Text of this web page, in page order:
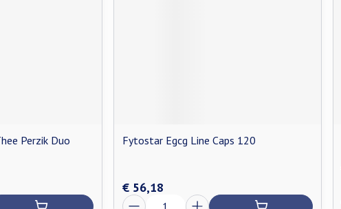
Perzik Duo
Fytostar Egcg Line Caps 120
€ 56,18
Aantal